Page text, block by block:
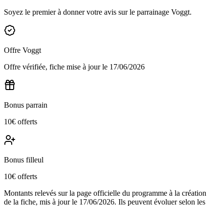
Soyez le premier à donner votre avis sur le parrainage Voggt.
Offre Voggt
Offre vérifiée, fiche mise à jour le 17/06/2026
Bonus parrain
10€ offerts
Bonus filleul
10€ offerts
Montants relevés sur la page officielle du programme à la création
de la fiche, mis à jour le 17/06/2026. Ils peuvent évoluer selon les